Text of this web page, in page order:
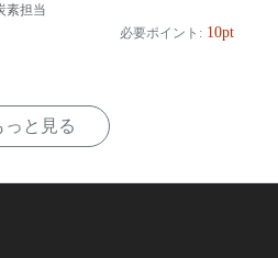
素担当
必要ポイント: 10pt
っと見る